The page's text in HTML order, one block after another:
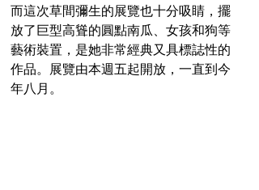
而這次草間彌生的展覽也十分吸睛，擺
放了巨型高聳的圓點南瓜、女孩和狗等
藝術裝置，是她非常經典又具標誌性的
作品。展覽由本週五起開放，一直到今
年八月。